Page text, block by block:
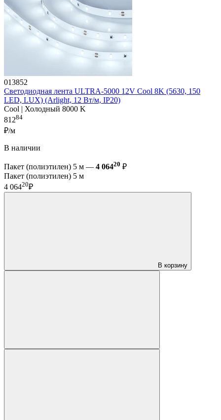
013852
Светодиодная лента ULTRA-5000 12V Cool 8K (5630, 150
LED, LUX) (Arlight, 12 Вт/м, IP20)
Cool | Холодный 8000 K
81284
₽/м
В наличии
Пакет (полиэтилен) 5 м — 4 06420 ₽
Пакет (полиэтилен) 5 м
4 06420₽
В корзину